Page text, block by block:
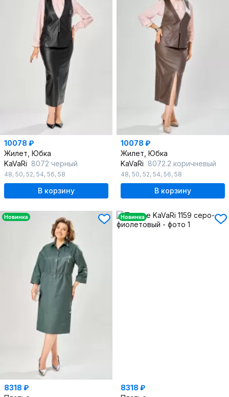
10078 ₽
Жилет, Юбка
KaVaRi 8072 черный
48, 50, 52, 54, 56, 58
В корзину
10078 ₽
Жилет, Юбка
KaVaRi 8072.2 коричневый
48, 50, 52, 54, 56, 58
В корзину
Новинка
8318 ₽
Новинка
8318 ₽